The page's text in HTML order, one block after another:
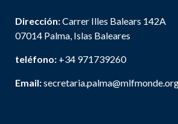
Dirección:Carrer Illes Balears 142A
07014 Palma, Islas Baleares
teléfono: +34 971739260
Email: